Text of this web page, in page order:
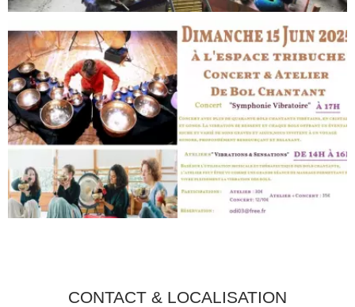
CONTACT & LOCALISATION